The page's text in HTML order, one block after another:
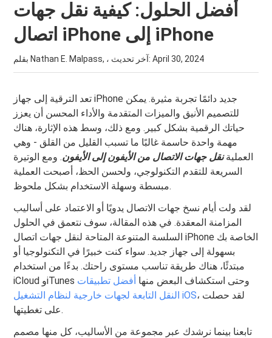
أفضل الحلول: كيفية نقل جهات
اتصال iPhone إلى iPhone
بقلم Nathan E. Malpass, ، آخر تحديث:April 30, 2024
تعد الترقية إلى جهاز iPhone جديد دائمًا تجربة مثيرة. يمكن
للتصميم الأنيق والميزات المتقدمة والأداء المحسن أن يعزز
حياتك الرقمية بشكل كبير. ومع ذلك، وسط هذه الإثارة، هناك
مهمة واحدة حاسمة غالبًا ما تسبب القليل من القلق - وهي
العملية نقل جهات الاتصال من الأيفون إلى الأيفون. ومع الوتيرة
السريعة للتقدم التكنولوجي، ولحسن الحظ، أصبحت العملية
مبسطة وسهلة الاستخدام بشكل ملحوظ.
لقد ولت أيام نسخ جهات الاتصال يدويًا أو الاعتماد على أساليب
المزامنة المعقدة. في هذه المقالة، سوف نتعمق في الحلول
السلسة المتنوعة المتاحة لنقل جهات اتصال iPhone الخاصة بك
بسهولة إلى جهاز جديد. سواء كنت خبيرًا في التكنولوجيا أو
مبتدئًا، هناك طريقة تناسب مستوى راحتك. بدءًا من استخدام
iCloud وiTunes وحتى استكشاف البعض منها أفضل تطبيقات
النقل التابعة لجهات خارجية لنظام التشغيل iOS، لقد حصلت
على تغطيتها.
تابعنا بينما نرشدك عبر مجموعة من الأساليب، كل منها مصمم